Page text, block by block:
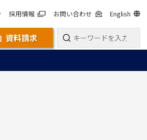
採用情報 お問い合わせ English
資料請求